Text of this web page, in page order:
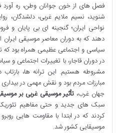
فصل های از خون جوانان وطن، ره آورد
شنوید، نسیم ملایم غربی، دلشدگان،
نواحی ایران؛ گنجینه ای بی پایان
دهند که به دوران معاصر موسیقی ایران
سیاسی و اجتماعی عظیمی همراه بود که
در دوران قاجار، با تغییرات اجتماعی و
مشروطه هستیم. این ترانه ها،
مبارزات مردم بود و نقش مهمی در بیداری
جهان غرب، تأثیر موسیقی غربی بر
سبک های جدید و حتی مفاهیم تئوریک،
کردند که در ابتدا با مقاومت هایی
موسیقایی کشور شد.